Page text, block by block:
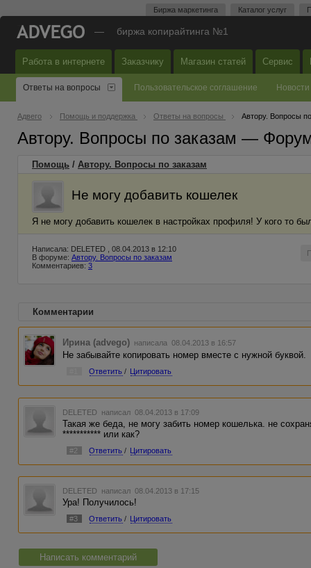
Биржа маркетинга Каталог услуг
— биржа копирайтинга №1
Работа в интернете Заказчику Магазин статей Сервис
Ответы на вопросы Пользовательское соглашение Новости
Адвего Помощь и поддержка Ответы на вопросы Автору. Вопросы
Автору. Вопросы по заказам —
Помощь / Автору. Вопросы по заказам
Не могу добавить кошелек
Я не могу добавить кошелек в настройках профиля! У кого то
Написала: DELETED , 08.04.2013 в 12:10
В форуме: Автору. Вопросы по заказам
Комментариев: 3
Комментарии
Ирина (advego) написала 08.04.2013 в 16:57
Не забывайте копировать номер вместе с нужной буквой.
Ответить / Цитировать
DELETED написал 08.04.2013 в 17:09
Такая же беда, не могу забить номер кошелька. не
*********** или как?
#2 Ответить / Цитировать
DELETED написал 08.04.2013 в 17:15
Ура! Получилось!
#3 Ответить / Цитировать
Написать комментарий